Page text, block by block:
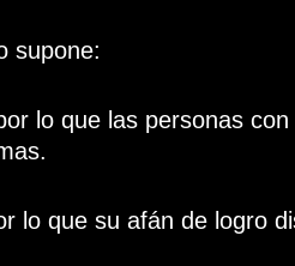
supone:
lo que las personas
lo que su afán de logro